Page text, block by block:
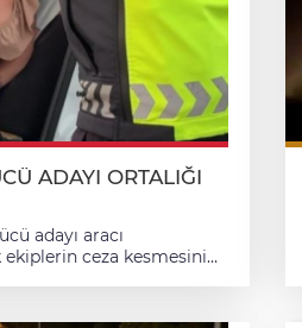
ADAYI ORTALIĞI
adayı aracı
ekiplerin ceza kesmesini
promil alkollü olduğu